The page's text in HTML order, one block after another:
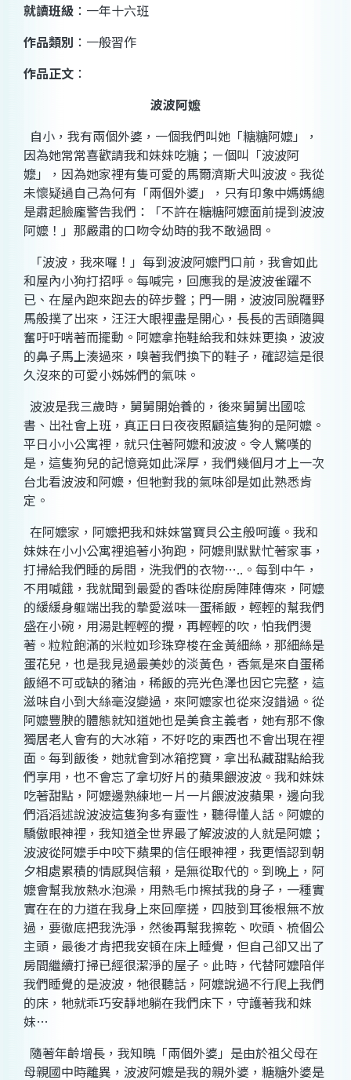
就讀班級 ：一年十六班
作品類別 ：一般習作
作品正文 ：
波波阿嬤
自小，我有兩個外婆，一個我們叫她「糖糖阿嬤」，
因為她常常喜歡請我和妹妹吃糖；ㄧ個叫「波波阿
嬤」，因為她家裡有隻可愛的馬爾濟斯犬叫波波。我從
未懷疑過自己為何有「兩個外婆」，只有印象中媽媽總
是肅起臉龐警告我們：「不許在糖糖阿嬤面前提到波波
阿嬤！」那嚴肅的口吻令幼時的我不敢過問。
「波波，我來囉！」每到波波阿嬤門口前，我會如此
和屋內小狗打招呼。每喊完，回應我的是波波雀躍不
已、在屋內跑來跑去的碎步聲；門一開，波波同脫韁野
馬般撲了出來，汪汪大眼裡盡是開心，長長的舌頭隨興
奮吁吁喘著而擺動。阿嬤拿拖鞋給我和妹妹更換，波波
的鼻子馬上湊過來，嗅著我們換下的鞋子，確認這是很
久沒來的可愛小姊姊們的氣味。
波波是我三歲時，舅舅開始養的，後來舅舅出國唸
書、出社會上班，真正日日夜夜照顧這隻狗的是阿嬤。
平日小小公寓裡，就只住著阿嬤和波波。令人驚嘆的
是，這隻狗兒的記憶竟如此深厚，我們幾個月才上一次
台北看波波和阿嬤，但牠對我的氣味卻是如此熟悉肯
定。
在阿嬤家，阿嬤把我和妹妹當寶貝公主般呵護。我和
妹妹在小小公寓裡追著小狗跑，阿嬤則默默忙著家事，
打掃給我們睡的房間，洗我們的衣物….. 。每到中午，
不用喊餓，我就聞到最愛的香味從廚房陣陣傳來，阿嬤
的緩緩身軀端出我的摯愛滋味─蛋稀飯，輕輕的幫我們
盛在小碗，用湯匙輕輕的攪，再輕輕的吹，怕我們燙
著。粒粒飽滿的米粒如珍珠穿梭在金黃細絲，那細絲是
蛋花兒，也是我見過最美妙的淡黃色，香氣是來自蛋稀
飯絕不可或缺的豬油，稀飯的亮光色澤也因它完整，這
滋味自小到大絲毫沒變過，來阿嬤家也從來沒錯過。從
阿嬤豐腴的體態就知道她也是美食主義者，她有那不像
獨居老人會有的大冰箱，不好吃的東西也不會出現在裡
面。每到飯後，她就會到冰箱挖寶，拿出私藏甜點給我
們享用，也不會忘了拿切好片的蘋果餵波波。我和妹妹
吃著甜點，阿嬤邊熟練地ㄧ片一片餵波波蘋果，邊向我
們滔滔述說波波這隻狗多有靈性，聽得懂人話。阿嬤的
驕傲眼神裡，我知道全世界最了解波波的人就是阿嬤；
波波從阿嬤手中咬下蘋果的信任眼神裡，我更悟認到朝
夕相處累積的情感與信賴，是無從取代的。到晚上，阿
嬤會幫我放熱水泡澡，用熱毛巾擦拭我的身子，一種實
實在在的力道在我身上來回摩搓，四肢到耳後根無不放
過，要徹底把我洗淨，然後再幫我擦乾、吹頭、梳個公
主頭，最後才肯把我安頓在床上睡覺，但自己卻又出了
房間繼續打掃已經很潔淨的屋子。此時，代替阿嬤陪伴
我們睡覺的是波波，牠很聽話，阿嬤說過不行爬上我們
的床，牠就乖巧安靜地躺在我們床下，守護著我和妹
妹…
隨著年齡增長，我知曉「兩個外婆」是由於祖父母在
母親國中時離異，波波阿嬤是我的親外婆，糖糖外婆是